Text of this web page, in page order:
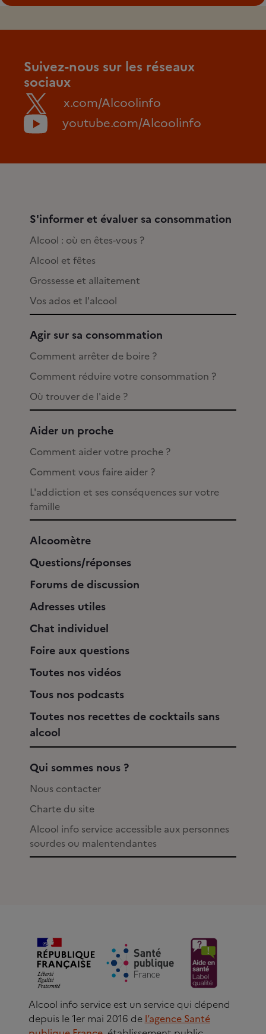
Suivez-nous sur les réseaux
sociaux
x.com/Alcoolinfo
youtube.com/Alcoolinfo
S'informer et évaluer sa consommation
Alcool : où en êtes-vous ?
Alcool et fêtes
Grossesse et allaitement
Vos ados et l'alcool
Agir sur sa consommation
Comment arrêter de boire ?
Comment réduire votre consommation ?
Où trouver de l'aide ?
Aider un proche
Comment aider votre proche ?
Comment vous faire aider ?
L'addiction et ses conséquences sur votre
famille
Alcoomètre
Questions/réponses
Forums de discussion
Adresses utiles
Chat individuel
Foire aux questions
Toutes nos vidéos
Tous nos podcasts
Toutes nos recettes de cocktails sans
alcool
Qui sommes nous ?
Nous contacter
Charte du site
Alcool info service accessible aux personnes
sourdes ou malentendantes
Alcool info service est un service qui dépend
depuis le 1er mai 2016 de l’agence Santé